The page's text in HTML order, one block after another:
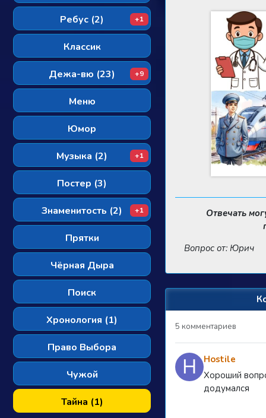
Ребус (2) +1
Классик
Дежа-вю (23) +9
Меню
Юмор
Музыка (2) +1
Постер (3)
Знаменитость (2) +1
Прятки
Чёрная Дыра
Поиск
Хронология (1)
Право Выбора
Чужой
Тайна (1)
Отвечать
Вопрос от: Юрич
5 комментариев
Hostile
Хороший
додумался